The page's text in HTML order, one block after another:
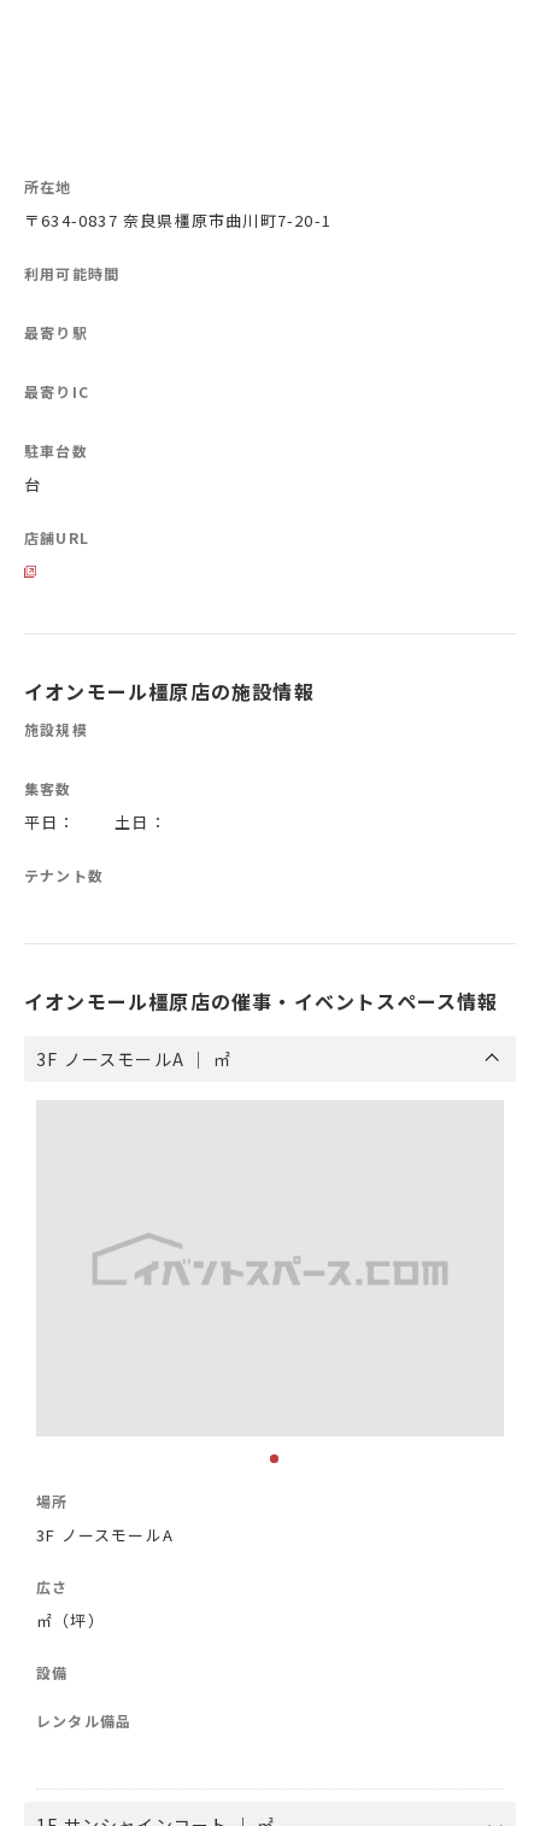
所在地
〒634-0837 奈良県橿原市曲川町7-20-1
利用可能時間
最寄り駅
最寄りIC
駐車台数
台
店舗URL
イオンモール橿原店の施設情報
施設規模
集客数
平日： 土日：
テナント数
イオンモール橿原店の催事・イベントスペース情報
3F ノースモールA ｜ ㎡
場所
3F ノースモールA
広さ
㎡（坪）
設備
レンタル備品